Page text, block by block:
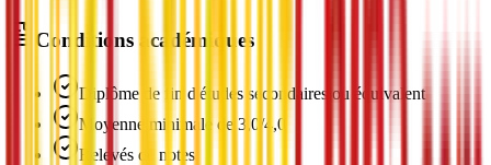
Conditions académiques
Diplôme de fin d'études secondaires ou équivalent
Moyenne minimale de 3,0/4,0
Relevés de notes